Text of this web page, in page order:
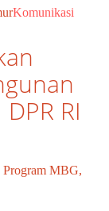
Komunikasi
RI